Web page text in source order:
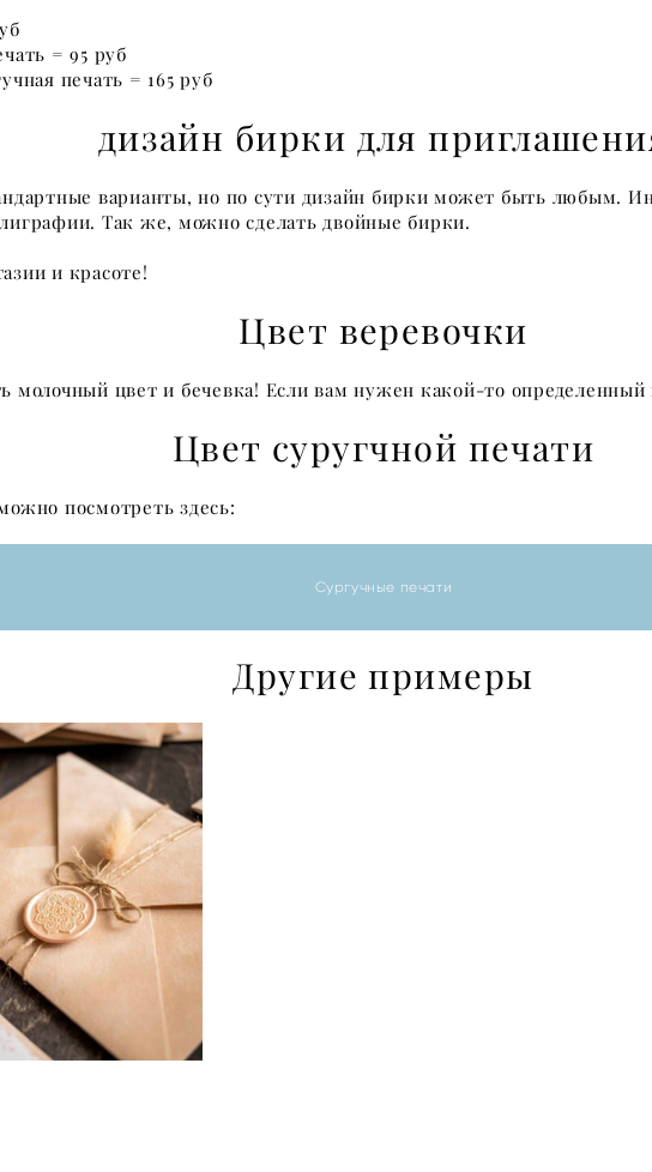
= 95 руб
печать = 165 руб
дизайн бирки для
варианты, но по сути дизайн бирки может быть любым.
Так же, можно сделать двойные бирки.
и красоте!
Цвет веревочки
молочный цвет и бечевка! Если вам нужен какой-то
Цвет суругчной печати
посмотреть здесь:
Сургучные печати
Другие примеры